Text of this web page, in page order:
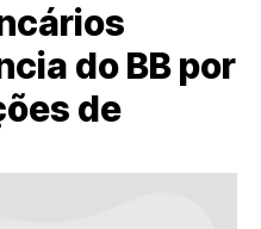
do BB por
de